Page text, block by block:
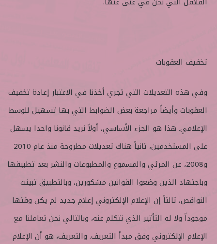
تخفيف العقوبات
وفي هذه التعديلات التي تجري أخذنا في الاعتبار إعادة تخفيف
العقوبات وأيضاً مراجعة بعض الضوابط التي بها تسهيل للوسط
الإعلامي. هذا هو الجزء الأساسي، أولاً نريد قانونا واحدا يسهل
على المستخدمين، ثانياً هناك تعديلات مطروحة منذ عام 2010
و2008، عن المرئي والمسموع والمطبوعات والنشر بعد تطبيقها
وباجتهاد الذين وضعوا القوانين مشكورين، وبالتطبيق تبينت
النواقص، ثالثاً إن الإعلام الإلكتروني إعلام جديد لم يكن وقتها
موجوداً ولا له التأثير الذي نتكلم عنه، وبالتالي نحن تعاملنا مع
الإعلام الإلكتروني وفق مبدأ التعريف. والتعريف، هو أن الإعلام